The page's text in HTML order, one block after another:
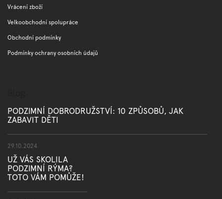
Vrácení zboží
Velkoobchodní spolupráce
Obchodní podmínky
Podmínky ochrany osobních údajů
PODZIMNÍ DOBRODRUŽSTVÍ: 10 ZPŮSOBŮ, JAK
ZABAVIT DĚTI
29.10.2024
UŽ VÁS SKOLILA
PODZIMNÍ RÝMA?
TOTO VÁM POMŮŽE!